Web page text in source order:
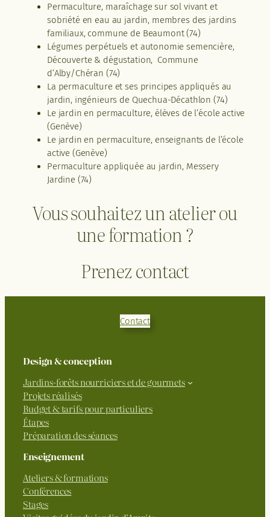
Permaculture, maraîchage sur sol vivant et
sobriété en eau au jardin, membres des jardins
familiaux, commune de Beaumont (74)
Légumes perpétuels et autonomie semencière,
Découverte & dégustation, Commune
d’Alby/Chéran (74)
La permaculture et ses principes appliqués au
jardin, ingénieurs de Quechua-Décathlon (74)
Le jardin en permaculture, élèves de l’école active
(Genève)
Le jardin en permaculture, enseignants de l’école
active (Genève)
Permaculture appliquée au jardin, Messery
Jardine (74)
Vous souhaitez un atelier ou
une formation ?
Prenez contact
Contact
Design & conception
Jardins-forêts nourriciers et de gourmets
Projets réalisés
Budget & tarifs pour particuliers
Étapes
Préparation des séances
Enseignement
Ateliers & formations
Conférences
Stages